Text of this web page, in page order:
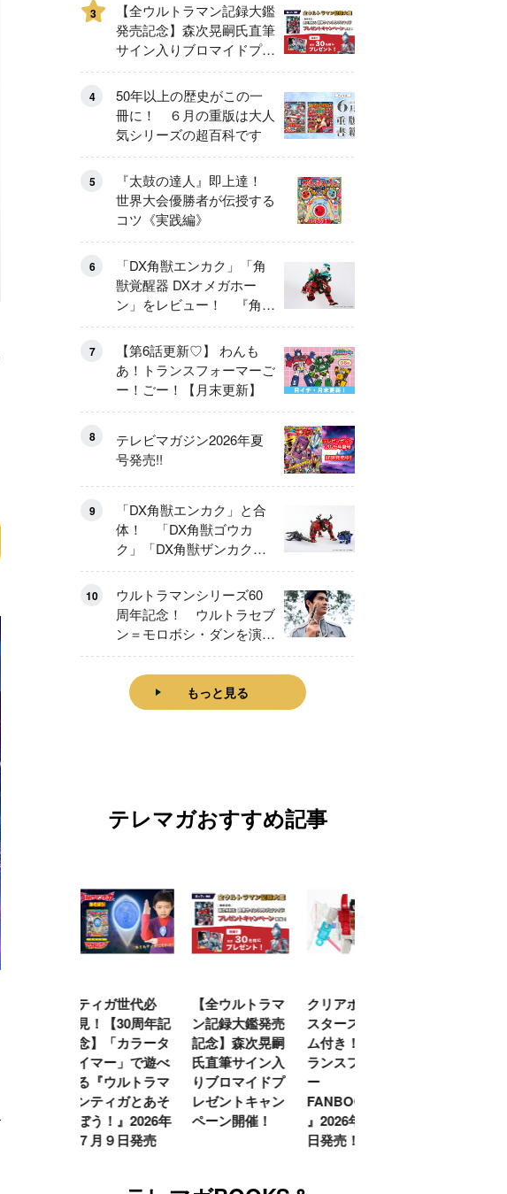
3
【全ウルトラマン記録大鑑
発売記念】森次晃嗣氏直筆
サイン入りブロマイドプレ
ゼントキャンペーン開催！
4
50年以上の歴史がこの一
冊に！ ６月の重版は大人
気シリーズの超百科です
5
『太鼓の達人』即上達！
世界大会優勝者が伝授する
コツ《実践編》
6
「DX角獣エンカク」「角
獣覚醒器 DXオメガホー
ン」をレビュー！ 『角醒
ハンター オメガホーン』
の玩具展開がスタート！
7
【第6話更新♡】 わんも
あ！トランスフォーマーご
ー！ごー！【月末更新】
8
テレビマガジン2026年夏
号発売!!
9
「DX角獣エンカク」と合
体！ 「DX角獣ゴウカ
ク」「DX角獣ザンカク」
をレビュー！
10
ウルトラマンシリーズ60
周年記念！ ウルトラセブ
ン＝モロボシ・ダンを演じ
た森次晃嗣氏特別インタビ
ュー
もっと見る
テレマガおすすめ記事
ティガ世代必
見！【30周年記
念】「カラータ
イマー」で遊べ
る『ウルトラマ
ンティガとあそ
ぼう！』2026年
７月９日発売
【全ウルトラマ
ン記録大鑑発売
記念】森次晃嗣
氏直筆サイン入
りブロマイドプ
レゼントキャン
ペーン開催！
クリアボディの
スタースクリー
ム付き！ 『ト
ランスフォーマ
ー
FANBOOK2026
』2026年７月31
日発売！